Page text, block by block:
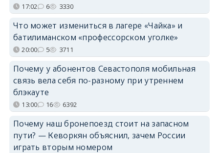
17:02 6 3330
Что может измениться в лагере «Чайка» и
батилиманском «профессорском уголке»
20:00 5 3711
Почему у абонентов Севастополя мобильная
связь вела себя по-разному при утреннем
блэкауте
13:00 16 6392
Почему наш бронепоезд стоит на запасном
пути? — Кеворкян объяснил, зачем России
играть вторым номером